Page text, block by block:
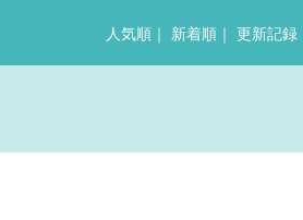
人気順 ｜ 新着順 ｜ 更新記録